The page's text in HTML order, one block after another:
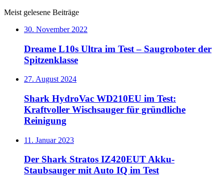
Meist gelesene Beiträge
30. November 2022
Dreame L10s Ultra im Test – Saugroboter der
Spitzenklasse
27. August 2024
Shark HydroVac WD210EU im Test:
Kraftvoller Wischsauger für gründliche
Reinigung
11. Januar 2023
Der Shark Stratos IZ420EUT Akku-
Staubsauger mit Auto IQ im Test